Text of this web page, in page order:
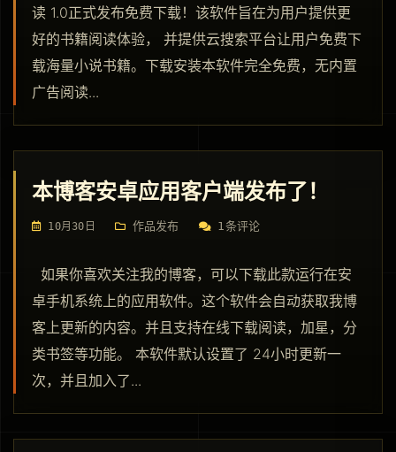
读 1.0正式发布免费下载！该软件旨在为用户提供更
好的书籍阅读体验， 并提供云搜索平台让用户免费下
载海量小说书籍。下载安装本软件完全免费，无内置
广告阅读...
本博客安卓应用客户端发布了！
10月30日 作品发布 1条评论
如果你喜欢关注我的博客，可以下载此款运行在安
卓手机系统上的应用软件。这个软件会自动获取我博
客上更新的内容。并且支持在线下载阅读，加星，分
类书签等功能。 本软件默认设置了 24小时更新一
次，并且加入了...